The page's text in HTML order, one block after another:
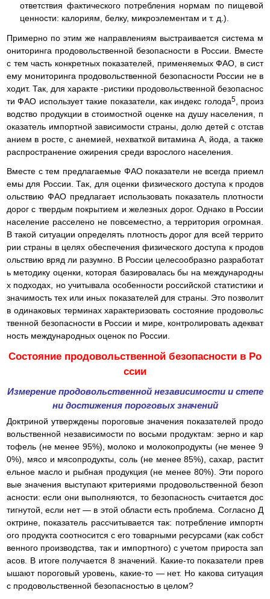
ответствия фактического потребления нормам по пищевой
ценности: калориям, белку, микроэлементам и т. д.).
Примерно по этим же направлениям выстраивается система м
ониторинга продовольственной безопасности в России. Вместе
с тем часть конкретных показателей, применяемых ФАО, в сист
ему мониторинга продовольственной безопасности России не в
ходит. Так, для характе -ристики продовольственной безопаснос
ти ФАО использует такие показатели, как индекс голода5, произ
водство продукции в стоимостной оценке на душу населения, п
оказатель импортной зависимости страны, долю детей с отстав
анием в росте, с анемией, нехваткой витамина А, йода, а также
распространение ожирения среди взрослого населения.
Вместе с тем предлагаемые ФАО показатели не всегда приемл
емы для России. Так, для оценки физического доступа к продов
ольствию ФАО предлагает использовать показатель плотности
дорог с твердым покрытием и железных дорог. Однако в России
население расселено не повсеместно, а территория огромная.
В такой ситуации определять плотность дорог для всей террито
рии страны в целях обеспечения физического доступа к продов
ольствию вряд ли разумно. В России целесообразно разработат
ь методику оценки, которая базировалась бы на международны
х подходах, но учитывала особенности российской статистики и
значимость тех или иных показателей для страны. Это позволит
в одинаковых терминах характеризовать состояние продовольс
твенной безопасности в России и мире, контролировать адекват
ность международных оценок по России.
Состояние продовольственной безопасности в Ро
ссии
Измерение продовольственной независимости и степе
ни достижения пороговых значений
Доктриной утверждены пороговые значения показателей продо
вольственной независимости по восьми продуктам: зерно и кар
тофель (не менее 95%), молоко и молокопродукты (не менее 9
0%), мясо и мясопродукты, соль (не менее 85%), сахар, растит
ельное масло и рыбная продукция (не менее 80%). Эти порого
вые значения выступают критериями продовольственной безоп
асности: если они выполняются, то безопасность считается дос
тигнутой, если нет — в этой области есть проблема. Согласно Д
октрине, показатель рассчитывается так: потребление импортн
ого продукта соотносится с его товарными ресурсами (как собст
венного производства, так и импортного) с учетом прироста зап
асов. В итоге получается 8 значений. Какие-то показатели прев
ышают пороговый уровень, какие-то — нет. Но какова ситуация
с продовольственной безопасностью в целом?